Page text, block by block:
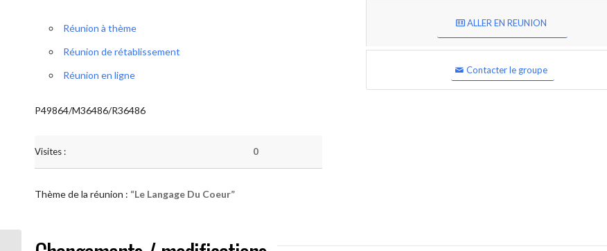
Réunion à thème
Réunion de rétablissement
Réunion en ligne
P49864/M36486/R36486
Visites : 0
ALLER EN REUNION
Contacter le groupe
Thème de la réunion : “Le Langage Du Coeur”